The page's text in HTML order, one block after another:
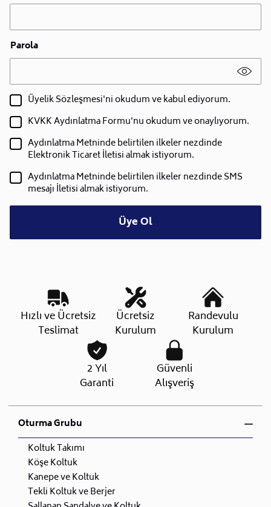
Parola
Üyelik Sözleşmesi'ni okudum ve kabul ediyorum.
KVKK Aydınlatma Formu'nu okudum ve onaylıyorum.
Aydınlatma Metninde belirtilen ilkeler nezdinde
Elektronik Ticaret İletisi almak istiyorum.
Aydınlatma Metninde belirtilen ilkeler nezdinde SMS
mesajı İletisi almak istiyorum.
Üye Ol
Hızlı ve Ücretsiz
Teslimat
Ücretsiz
Kurulum
Randevulu
Kurulum
2 Yıl
Garanti
Güvenli
Alışveriş
Oturma Grubu
Koltuk Takımı
Köşe Koltuk
Kanepe ve Koltuk
Tekli Koltuk ve Berjer